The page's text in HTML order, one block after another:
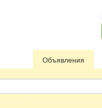
Объявления